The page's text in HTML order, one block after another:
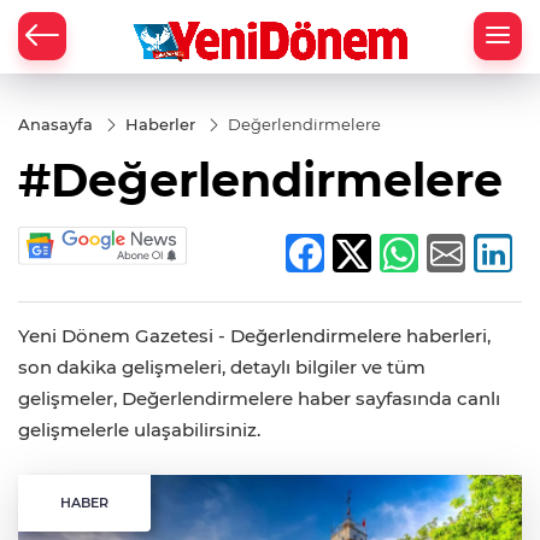
Anasayfa Haberler Değerlendirmelere
#Değerlendirmelere
Yeni Dönem Gazetesi - Değerlendirmelere haberleri,
son dakika gelişmeleri, detaylı bilgiler ve tüm
gelişmeler, Değerlendirmelere haber sayfasında canlı
gelişmelerle ulaşabilirsiniz.
HABER